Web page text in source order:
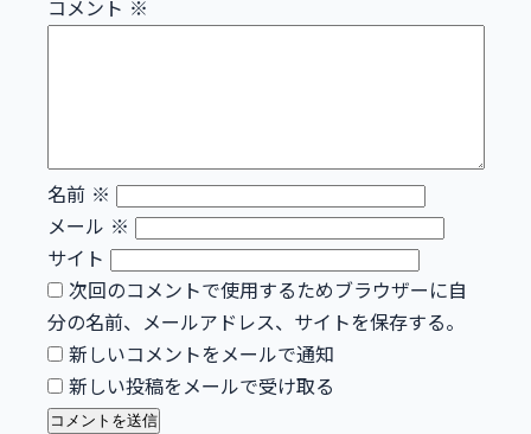
コメント ※
名前 ※
メール ※
サイト
次回のコメントで使用するためブラウザーに自
分の名前、メールアドレス、サイトを保存する。
新しいコメントをメールで通知
新しい投稿をメールで受け取る